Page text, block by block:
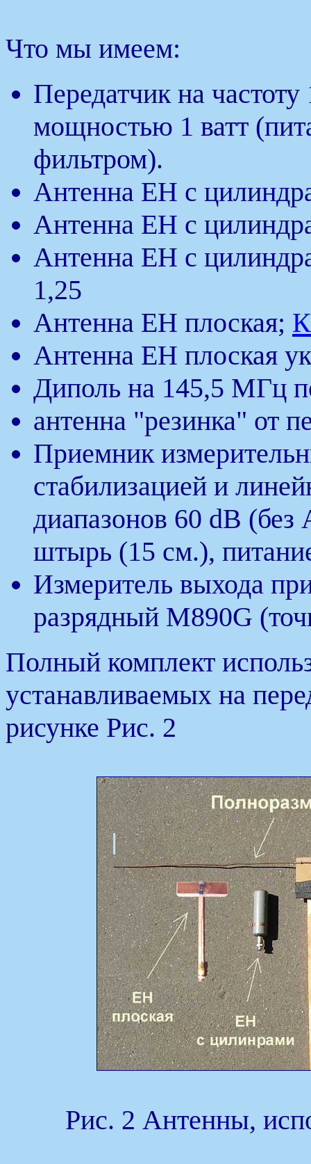
Что мы имеем:
Передатчик на
мощностью 1 ватт
фильтром).
Антенна ЕН с
Антенна ЕН с
Антенна ЕН с
1,25
Антенна ЕН плоская;
Антенна ЕН плоская
Диполь на 145,5 МГц
антенна "резинка" от
Приемник
стабилизацией и
диапазонов 60 dB
штырь (15 см.),
Измеритель выхода
разрядный М890G
Полный комплект
устанавливаемых на
рисунке Рис. 2
Рис. 2 Антенны,